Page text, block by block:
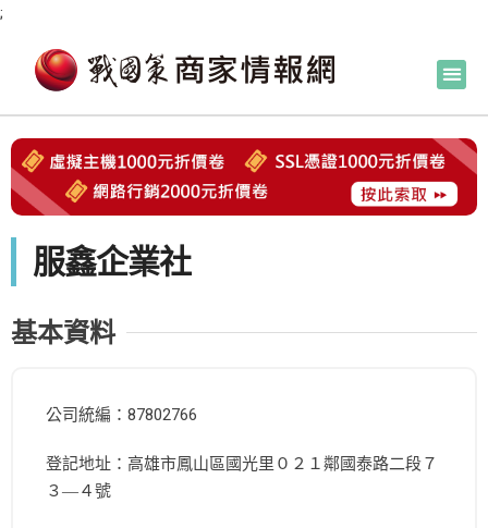
;
服鑫企業社
基本資料
公司統編：87802766
登記地址：高雄市鳳山區國光里０２１鄰國泰路二段７
３―４號